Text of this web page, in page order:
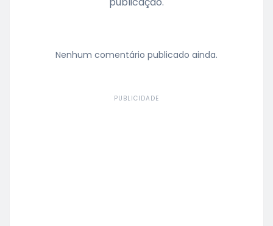
Nenhum comentário publicado ainda.
PUBLICIDADE